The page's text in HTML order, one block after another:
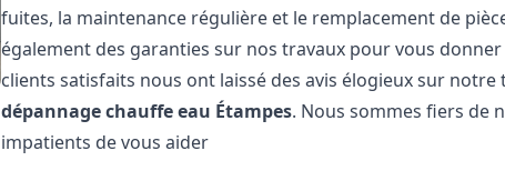
fuites, la maintenance régulière et le remplacement de
également des garanties sur nos travaux pour vous
clients satisfaits nous ont laissé des avis élogieux sur notre
dépannage chauffe eau Étampes. Nous sommes fiers de
impatients de vous aider